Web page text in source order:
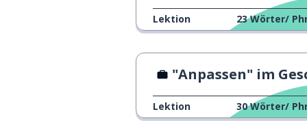
und ...?
sehr
jetzt
Lektion 23 Wörter/
"Anpassen" im Geschäfts-
Lektion 30 Wörter/